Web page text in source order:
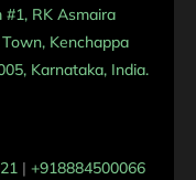
#1, RK Asmaira
Kenchappa
Karnataka, India.
| +918884500066